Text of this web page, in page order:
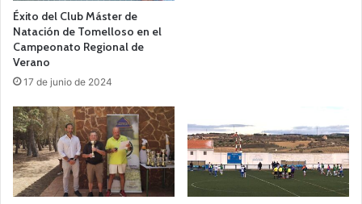
Éxito del Club Máster de
Natación de Tomelloso en el
Campeonato Regional de
Verano
17 de junio de 2024